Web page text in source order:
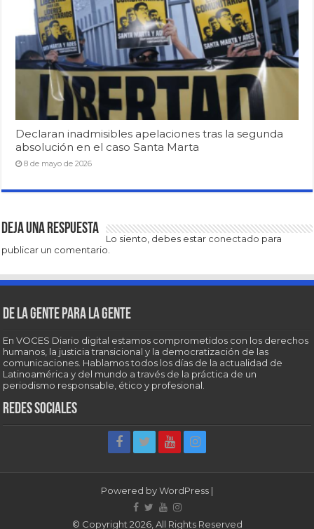
Declaran inadmisibles apelaciones tras la segunda
absolución en el caso Santa Marta
8 de mayo de 2026
Deja una respuesta
Lo siento, debes estar conectado para
publicar un comentario.
De la gente para la gente
En VOCES Diario digital estamos comprometidos con los derechos
humanos, la justicia transicional y la democratización de las
comunicaciones. Hablamos todos los días de la actualidad de
Latinoamérica y del mundo a través de la práctica de un
periodismo responsable, ético y profesional.
Redes sociales
Powered byWordPress |
© Copyright 2026, All Rights Reserved